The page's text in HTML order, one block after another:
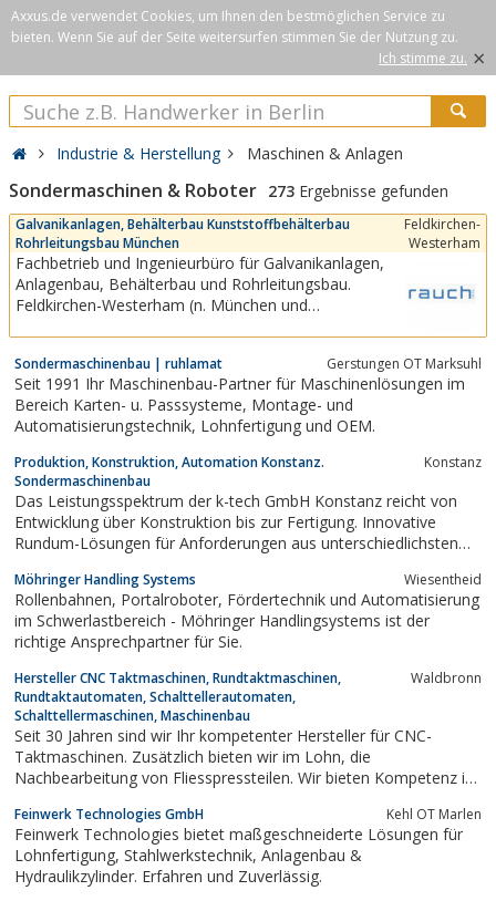
Axxus.de verwendet Cookies, um Ihnen den bestmöglichen Service zu
bieten. Wenn Sie auf der Seite weitersurfen stimmen Sie der Nutzung zu.
Ich stimme zu. ×
Industrie & Herstellung Maschinen & Anlagen
Sondermaschinen & Roboter 273 Ergebnisse gefunden
Galvanikanlagen, Behälterbau Kunststoffbehälterbau
Rohrleitungsbau München
Feldkirchen-
Westerham
Fachbetrieb und Ingenieurbüro für Galvanikanlagen,
Anlagenbau, Behälterbau und Rohrleitungsbau.
Feldkirchen-Westerham (n. München und
Kompetenz.Individuelle Beratung und professionelle
Ausführung für die Umsetzung Ihrer...
Sondermaschinenbau | ruhlamat Gerstungen OT Marksuhl
Seit 1991 Ihr Maschinenbau-Partner für Maschinenlösungen im
Bereich Karten- u. Passsysteme, Montage- und
Automatisierungstechnik, Lohnfertigung und OEM.
Produktion, Konstruktion, Automation Konstanz.
Sondermaschinenbau
Konstanz
Das Leistungsspektrum der k-tech GmbH Konstanz reicht von
Entwicklung über Konstruktion bis zur Fertigung. Innovative
Rundum-Lösungen für Anforderungen aus unterschiedlichsten
Möhringer Handling Systems Wiesentheid
Rollenbahnen, Portalroboter, Fördertechnik und Automatisierung
im Schwerlastbereich - Möhringer Handlingsystems ist der
richtige Ansprechpartner für Sie.
Hersteller CNC Taktmaschinen, Rundtaktmaschinen,
Rundtaktautomaten, Schalttellerautomaten,
Schalttellermaschinen, Maschinenbau
Waldbronn
Seit 30 Jahren sind wir Ihr kompetenter Hersteller für CNC-
Taktmaschinen. Zusätzlich bieten wir im Lohn, die
Nachbearbeitung von Fliesspressteilen. Wir bieten Kompetenz in
Entwicklung und Herstellung von CNC-Rundtaktmaschinen. Wir
entwickeln und produzieren innovativen...
Feinwerk Technologies GmbH Kehl OT Marlen
Feinwerk Technologies bietet maßgeschneiderte Lösungen für
Lohnfertigung, Stahlwerkstechnik, Anlagenbau &
Hydraulikzylinder. Erfahren und Zuverlässig.